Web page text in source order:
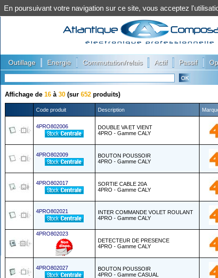
Outillage Energie Commutation/relais Actif Passif
Affichage de 16 à 30 (sur 652 produits)
Code produit Description
4PRO802006
DOUBLE VA ET VIENT
4PRO - Gamme CALY
4PRO802009
BOUTON POUSSOIR
4PRO - Gamme CALY
4PRO802017
SORTIE CABLE 20A
4PRO - Gamme CALY
4PRO802021
INTER COMMANDE VOLET ROULANT
4PRO - Gamme CALY
4PRO802023
DETECTEUR DE PRESENCE
4PRO - Gamme CALY
4PRO802027
BOUTON POUSSOIR
4PRO - Gamme CASUAL
En poursuivant votre navigation sur ce site, vous acceptez